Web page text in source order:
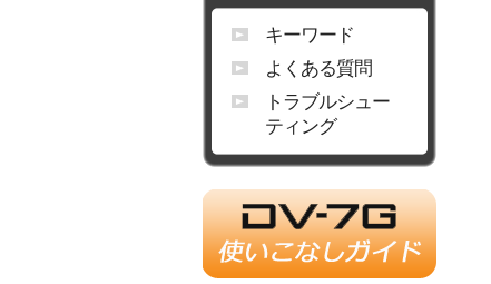
キーワード
よくある質問
トラブルシュー
ティング